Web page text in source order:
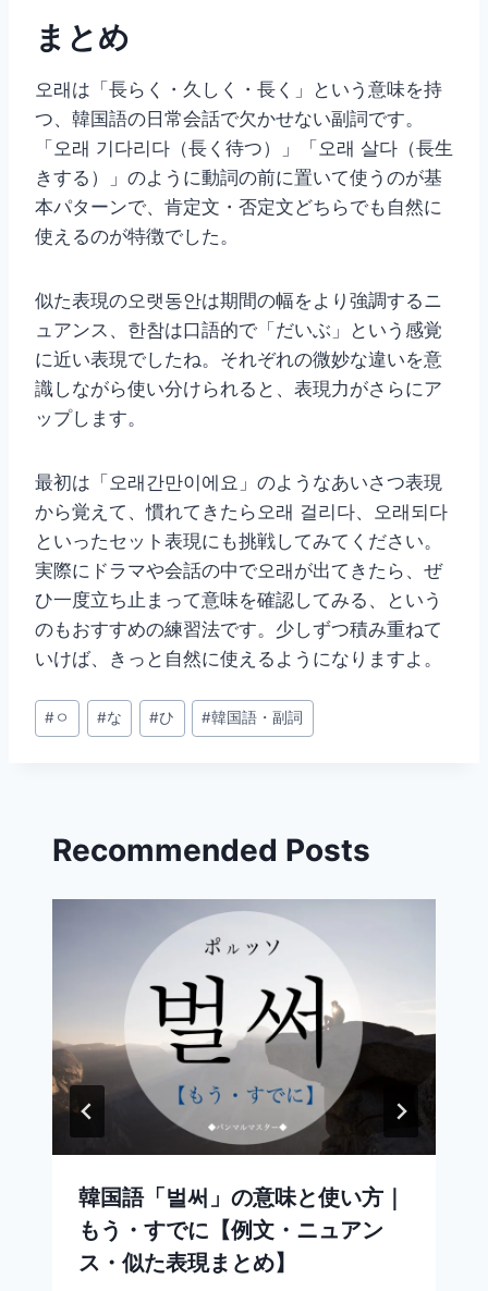
まとめ
오래は「長らく・久しく・長く」という意味を持
つ、韓国語の日常会話で欠かせない副詞です。
「오래 기다리다（長く待つ）」「오래 살다（長生
きする）」のように動詞の前に置いて使うのが基
本パターンで、肯定文・否定文どちらでも自然に
使えるのが特徴でした。
似た表現の오랫동안は期間の幅をより強調するニ
ュアンス、한참は口語的で「だいぶ」という感覚
に近い表現でしたね。それぞれの微妙な違いを意
識しながら使い分けられると、表現力がさらにア
ップします。
最初は「오래간만이에요」のようなあいさつ表現
から覚えて、慣れてきたら오래 걸리다、오래되다
といったセット表現にも挑戦してみてください。
実際にドラマや会話の中で오래が出てきたら、ぜ
ひ一度立ち止まって意味を確認してみる、という
のもおすすめの練習法です。少しずつ積み重ねて
いけば、きっと自然に使えるようになりますよ。
投
稿
#ㅇ #な #ひ #韓国語・副詞
Recommended Posts
韓国語「벌써」の意味と使い方｜
もう・すでに【例文・ニュアン
ス・似た表現まとめ】